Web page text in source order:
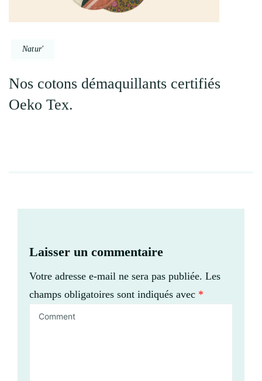
Natur'
Nos cotons démaquillants certifiés
Oeko Tex.
Laisser un commentaire
Votre adresse e-mail ne sera pas publiée. Les
champs obligatoires sont indiqués avec *